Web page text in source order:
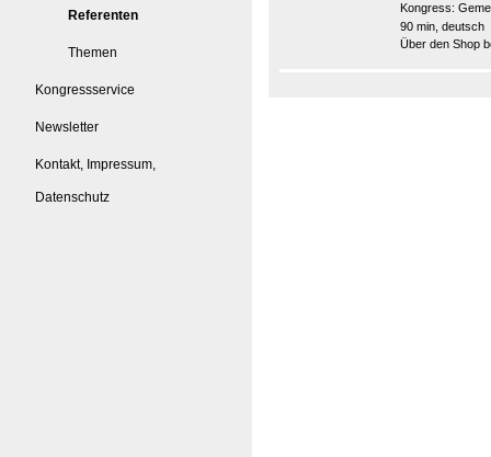
Referenten
Themen
Kongressservice
Newsletter
Kontakt, Impressum,
Datenschutz
Kongress:
90 min, deutsch
Über den Shop